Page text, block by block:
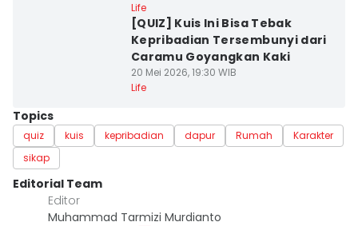
Life
[QUIZ] Kuis Ini Bisa Tebak
Kepribadian Tersembunyi dari
Caramu Goyangkan Kaki
20 Mei 2026, 19:30 WIB
Life
Topics
quiz kuis kepribadian dapur Rumah
Karakter
sikap
Editorial Team
Editor
Muhammad Tarmizi Murdianto